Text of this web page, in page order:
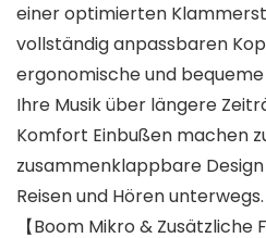
einer optimierten
vollständig anpassbaren
ergonomische und bequeme
Ihre Musik über längere
Komfort Einbußen machen
zusammenklappbare
Reisen und Hören unterwegs.
【Boom Mikro & Zusätzliche